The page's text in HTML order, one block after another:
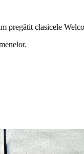
pregătit clasicele